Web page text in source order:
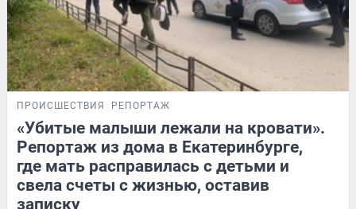
ПРОИСШЕСТВИЯ РЕПОРТАЖ
«Убитые малыши лежали на кровати».
Репортаж из дома в Екатеринбурге,
где мать расправилась с детьми и
свела счеты с жизнью, оставив
записку